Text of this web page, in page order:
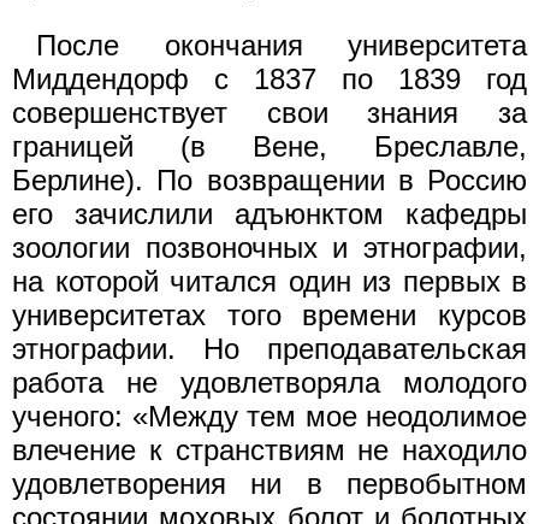
После окончания университета
Миддендорф с 1837 по 1839 год
совершенствует свои знания за
границей (в Вене, Бреславле,
Берлине). По возвращении в Россию
его зачислили адъюнктом кафедры
зоологии позвоночных и этнографии,
на которой читался один из первых в
университетах того времени курсов
этнографии. Но преподавательская
работа не удовлетворяла молодого
ученого: «Между тем мое неодолимое
влечение к странствиям не находило
удовлетворения ни в первобытном
состоянии моховых болот и болотных